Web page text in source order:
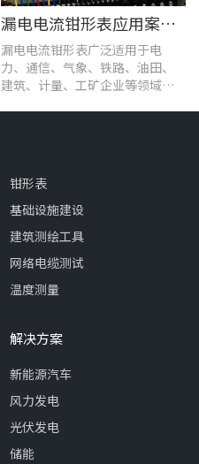
漏电电流钳形表应用案例：电气设备检测
漏电电流钳形表广泛适用于电
力、通信、气象、铁路、油田、
建筑、计量、工矿企业等领域的
钳形表
基础设施建设
建筑测绘工具
网络电缆测试
温度测量
解决方案
新能源汽车
风力发电
光伏发电
储能